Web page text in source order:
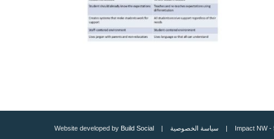
سياسة الخصوصية | Website developed by
Build Social